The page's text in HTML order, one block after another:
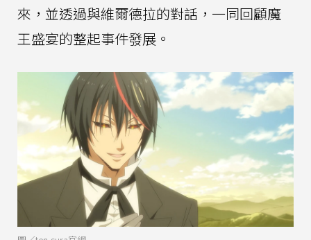
來，並透過與維爾德拉的對話，一同回顧魔
王盛宴的整起事件發展。